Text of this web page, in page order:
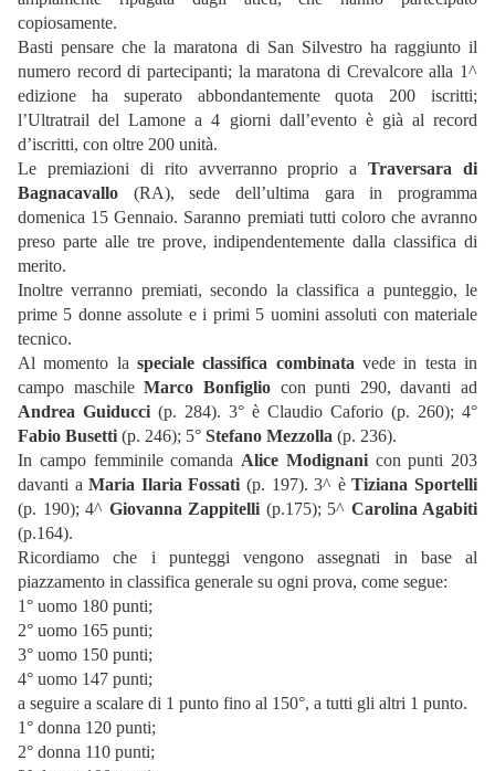
copiosamente.
Basti pensare che la maratona di San Silvestro ha raggiunto il
numero record di partecipanti; la maratona di Crevalcore alla 1^
edizione ha superato abbondantemente quota 200 iscritti;
l’Ultratrail del Lamone a 4 giorni dall’evento è già al record
d’iscritti, con oltre 200 unità.
Le premiazioni di rito avverranno proprio aTraversara di
Bagnacavallo (RA), sede dell’ultima gara in programma
domenica 15 Gennaio. Saranno premiati tutti coloro che avranno
preso parte alle tre prove, indipendentemente dalla classifica di
merito.
Inoltre verranno premiati, secondo la classifica a punteggio, le
prime 5 donne assolute e i primi 5 uomini assoluti con materiale
tecnico.
Al momento la speciale classifica combinata vede in testa in
campo maschileMarco Bonfigliocon punti 290, davanti ad
Andrea Guiducci (p. 284). 3° è Claudio Caforio (p. 260); 4°
Fabio Busetti (p. 246); 5° Stefano Mezzolla (p. 236).
In campo femminile comanda Alice Modignanicon punti 203
davanti aMaria Ilaria Fossati (p. 197). 3^ èTiziana Sportelli
(p. 190); 4^ Giovanna Zappitelli (p.175); 5^ Carolina Agabiti
(p.164).
Ricordiamo che i punteggi vengono assegnati in base al
piazzamento in classifica generale su ogni prova, come segue:
1° uomo 180 punti;
2° uomo 165 punti;
3° uomo 150 punti;
4° uomo 147 punti;
a seguire a scalare di 1 punto fino al 150°, a tutti gli altri 1 punto.
1° donna 120 punti;
2° donna 110 punti;